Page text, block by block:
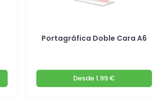
Portagráfica Doble Cara A6
Desde1.99 €